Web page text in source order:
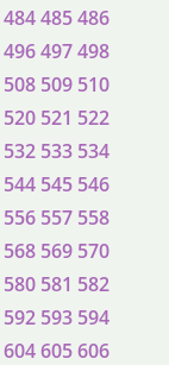
484485486
496497498
508 509 510
520 521 522
532 533 534
544 545 546
556 557 558
568 569 570
580 581 582
592 593 594
604605606